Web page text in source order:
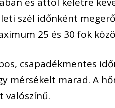
szél időnként
25 és 30 fok
csapadékmentes
mérsékelt marad. A
valószínű.